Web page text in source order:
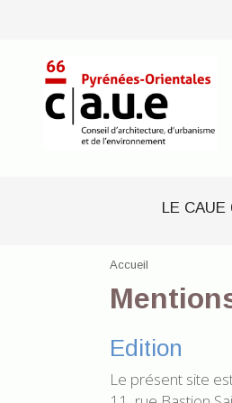
LE CAUE
Accueil
Edition
Le présent site